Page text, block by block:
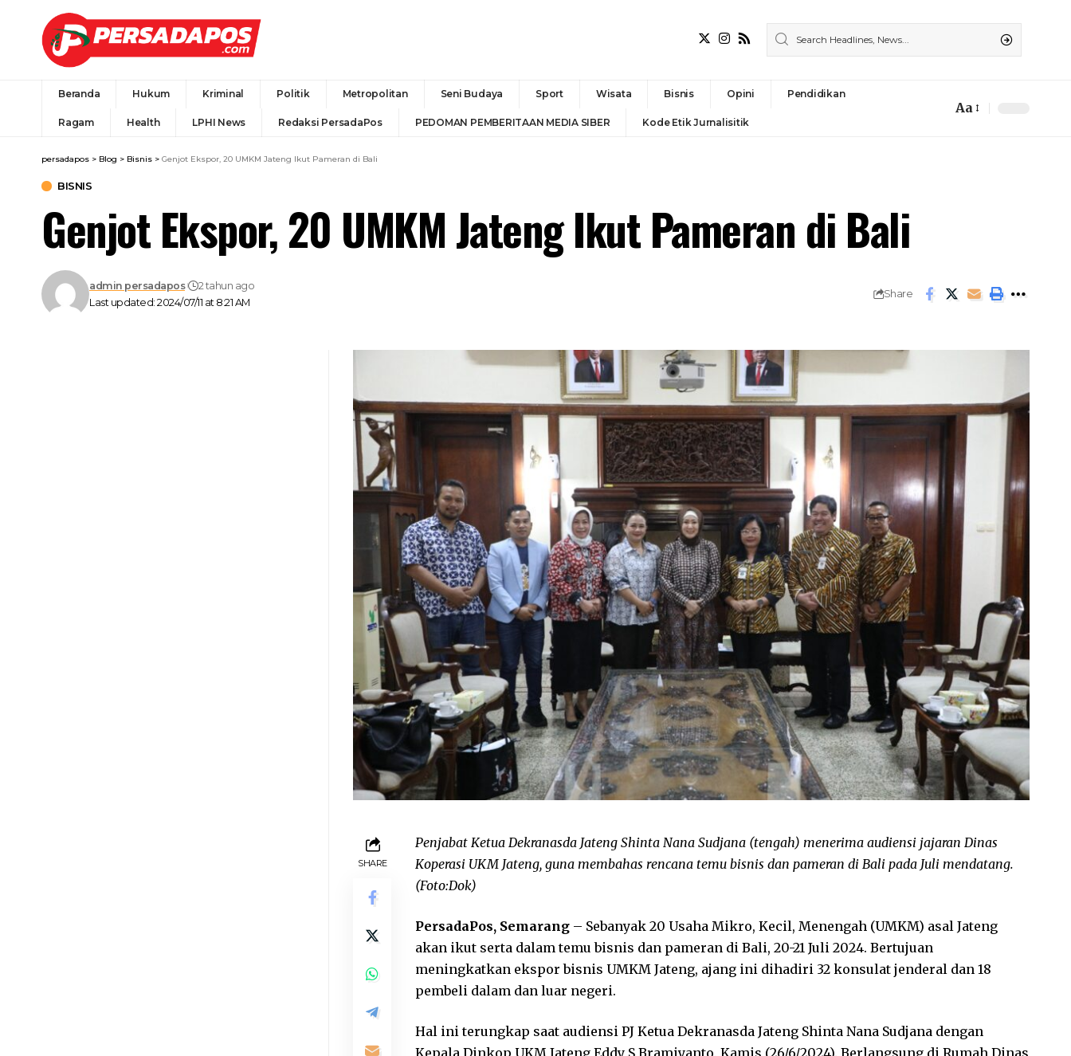
Beranda Hukum Kriminal Politik Metropolitan Seni Budaya Sport Wisata Bisnis Opini Pendidikan
Ragam Health LPHI News Redaksi PersadaPos PEDOMAN PEMBERITAAN MEDIA SIBER Kode Etik Jurnalisitik
Aa
persadapos > Blog > Bisnis > Genjot Ekspor, 20 UMKM Jateng Ikut Pameran di Bali
BISNIS
Genjot Ekspor, 20 UMKM Jateng Ikut Pameran di Bali
Last updated: 2024/07/11 at 8:21 AM
admin persadapos 2 tahun ago
Share
SHARE
Penjabat Ketua Dekranasda Jateng Shinta Nana Sudjana (tengah) menerima audiensi jajaran Dinas
Koperasi UKM Jateng, guna membahas rencana temu bisnis dan pameran di Bali pada Juli mendatang.
(Foto:Dok)
PersadaPos, Semarang – Sebanyak 20 Usaha Mikro, Kecil, Menengah (UMKM) asal Jateng
akan ikut serta dalam temu bisnis dan pameran di Bali, 20-21 Juli 2024. Bertujuan
meningkatkan ekspor bisnis UMKM Jateng, ajang ini dihadiri 32 konsulat jenderal dan 18
pembeli dalam dan luar negeri.
Hal ini terungkap saat audiensi PJ Ketua Dekranasda Jateng Shinta Nana Sudjana dengan